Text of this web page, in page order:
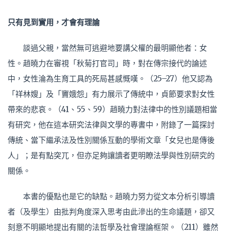
只有見到實用，才會有理論
談過父親，當然無可逃避地要講父權的最明顯他者：女
性。趙曉力在審視「秋菊打官司」時，對在傳宗接代的論述
中，女性淪為生育工具的死局甚感慨嘆。（25–27）他又認為
「祥林嫂」及「竇娥怨」有力展示了傳統中，貞節要求對女性
帶來的悲哀。（41、55、59）趙曉力對法律中的性別議題相當
有研究，他在這本研究法律與文學的專書中，附錄了一篇探討
傳統、當下繼承法及性別關係互動的學術文章「女兒也是傳後
人」；是有點突兀，但亦足夠讓讀者更明瞭法學與性別研究的
關係。
本書的優點也是它的缺點。趙曉力努力從文本分析引導讀
者（及學生）由批判角度深入思考由此滲出的生命議題，卻又
刻意不明顯地提出有關的法哲學及社會理論框架。（211）雖然